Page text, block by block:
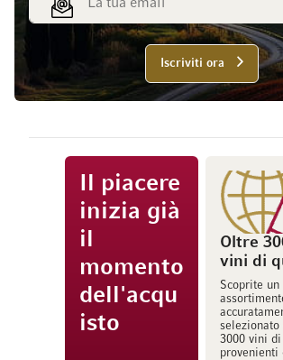
Iscriviti ora
Il piacere
inizia già
il
momento
dell'acqu
isto
Oltre
vini di
Scoprite un
3000 vini
provenienti